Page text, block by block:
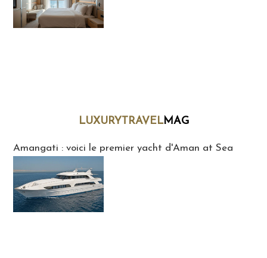
LUXURYTRAVELMAG
Amangati : voici le premier yacht d'Aman at Sea